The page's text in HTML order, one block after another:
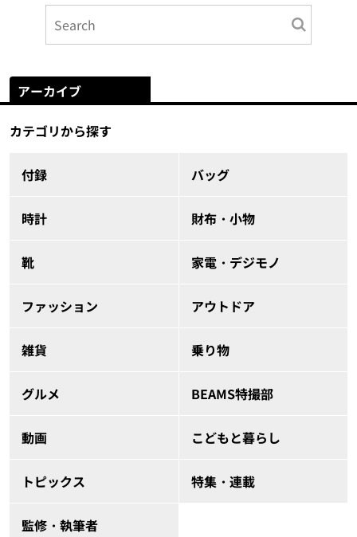
アーカイブ
カテゴリから探す
付録 バッグ
時計 財布・小物
靴 家電・デジモノ
ファッション アウトドア
雑貨 乗り物
グルメ BEAMS特撮部
動画 こどもと暮らし
トピックス 特集・連載
監修・執筆者